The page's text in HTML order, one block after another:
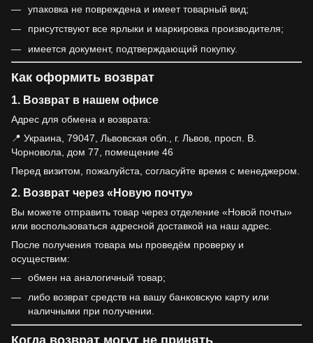
упаковка не повреждена и имеет товарный вид;
присутствуют все ярлыки и маркировка производителя;
имеется документ, подтверждающий покупку.
Как оформить возврат
1. Возврат в нашем офисе
Адрес для обмена и возврата:
📍 Украина, 79047, Львовская обл., г. Львов, просп. В.
Чорновола, дом 77, помещение 46
Перед визитом, пожалуйста, согласуйте время с менеджером.
2. Возврат через «Новую почту»
Вы можете отправить товар через отделение «Новой почты»
или воспользоваться адресной доставкой на наш адрес.
После получения товара мы проведём проверку и
осуществим:
обмен на аналогичный товар;
либо возврат средств на вашу банковскую карту или
наличными при получении.
Когда возврат могут не принять